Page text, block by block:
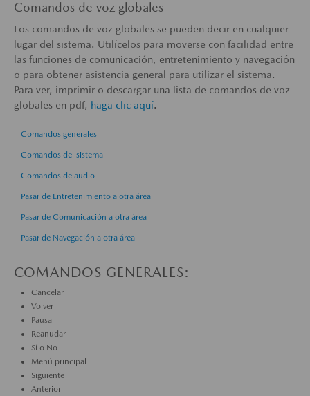
Comandos de voz globales
Los comandos de voz globales se pueden decir en cualquier
lugar del sistema. Utilícelos para moverse con facilidad entre
las funciones de comunicación, entretenimiento y navegación
o para obtener asistencia general para utilizar el sistema.
Para ver, imprimir o descargar una lista de comandos de voz
globales en pdf, haga clic aquí.
Comandos generales
Comandos del sistema
Comandos de audio
Pasar de Entretenimiento a otra área
Pasar de Comunicación a otra área
Pasar de Navegación a otra área
COMANDOS GENERALES:
Cancelar
Volver
Pausa
Reanudar
Sí o No
Menú principal
Siguiente
Anterior